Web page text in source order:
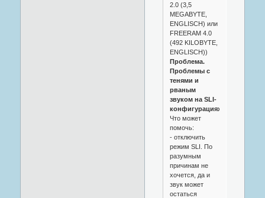
2.0 (3,5
MEGABYTE,
ENGLISCH) или
FREERAM 4.0
(492 KILOBYTE,
ENGLISCH))
Проблема.
Проблемы с
тенями и
рваным
звуком на SLI-
конфигурациях:
Что может
помочь:
- отключить
режим SLI. По
разумным
причинам не
хочется, да и
звук может
остаться